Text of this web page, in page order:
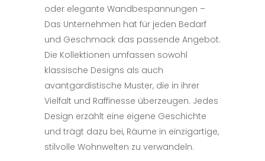
oder elegante Wandbespannungen –
Das Unternehmen hat für jeden Bedarf
und Geschmack das passende Angebot.
Die Kollektionen umfassen sowohl
klassische Designs als auch
avantgardistische Muster, die in ihrer
Vielfalt und Raffinesse überzeugen. Jedes
Design erzählt eine eigene Geschichte
und trägt dazu bei, Räume in einzigartige,
stilvolle Wohnwelten zu verwandeln.